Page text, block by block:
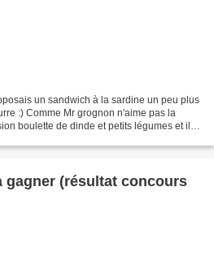
un sandwich à la sardine un peu plus
:) Comme Mr grognon n'aime pas la
boulette de dinde et petits légumes et il a
gagner (résultat concours